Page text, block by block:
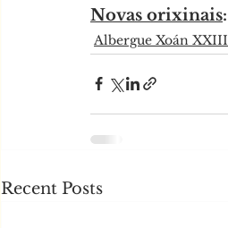
Novas orixinais:
Albergue Xoán XXIII
Recent Posts